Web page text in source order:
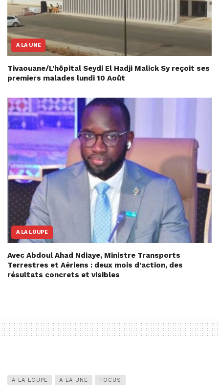
A LA UNE
Tivaouane/L’hôpital Seydi El Hadji Malick Sy reçoit ses
premiers malades lundi 10 Août
A LA LOUPE
Avec Abdoul Ahad Ndiaye, Ministre Transports
Terrestres et Aériens : deux mois d’action, des
résultats concrets et visibles
A LA LOUPE A LA UNE FOCUS